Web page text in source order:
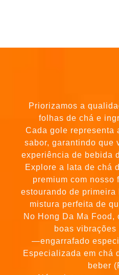
Cada gole representa
sabor, garantindo que
experiência de bebida
Explore a lata de chá
premium com nosso
estourando de
mistura perfeita de
No Hong Da Ma Food,
boas
—engarrafado
Especializada em chá
beber
Nós misturamos a
tradicionais com a